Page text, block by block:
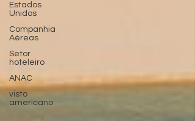
Estados
Unidos
Companhia
Aéreas
Setor
hoteleiro
ANAC
visto
americano